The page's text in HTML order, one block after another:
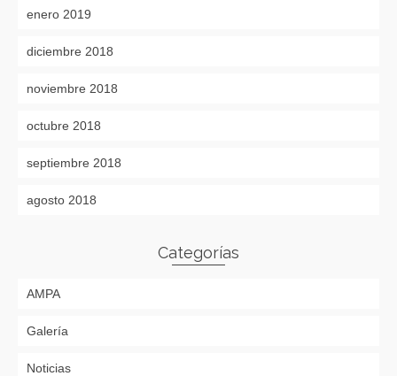
enero 2019
diciembre 2018
noviembre 2018
octubre 2018
septiembre 2018
agosto 2018
Categorías
AMPA
Galería
Noticias